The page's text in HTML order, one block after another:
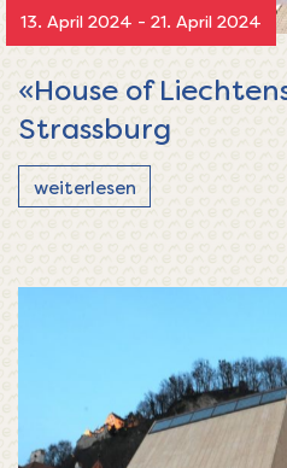
13. April 2024 - 21. April 2024
«House of
Strassburg
weiterlesen